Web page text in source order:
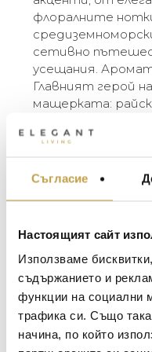
Съгласие
Настоящият сайт
Използваме
съдържанието и
функции на социални
трафика си. Също
начина, по който
флоралните
сетивно
усещания.
Главният герой
мащерката:
древните
Сицилия,
балсамов, ярък
пищната
Dolce&Gabbana
candles, authentic
harmonies. From
to the intensity of